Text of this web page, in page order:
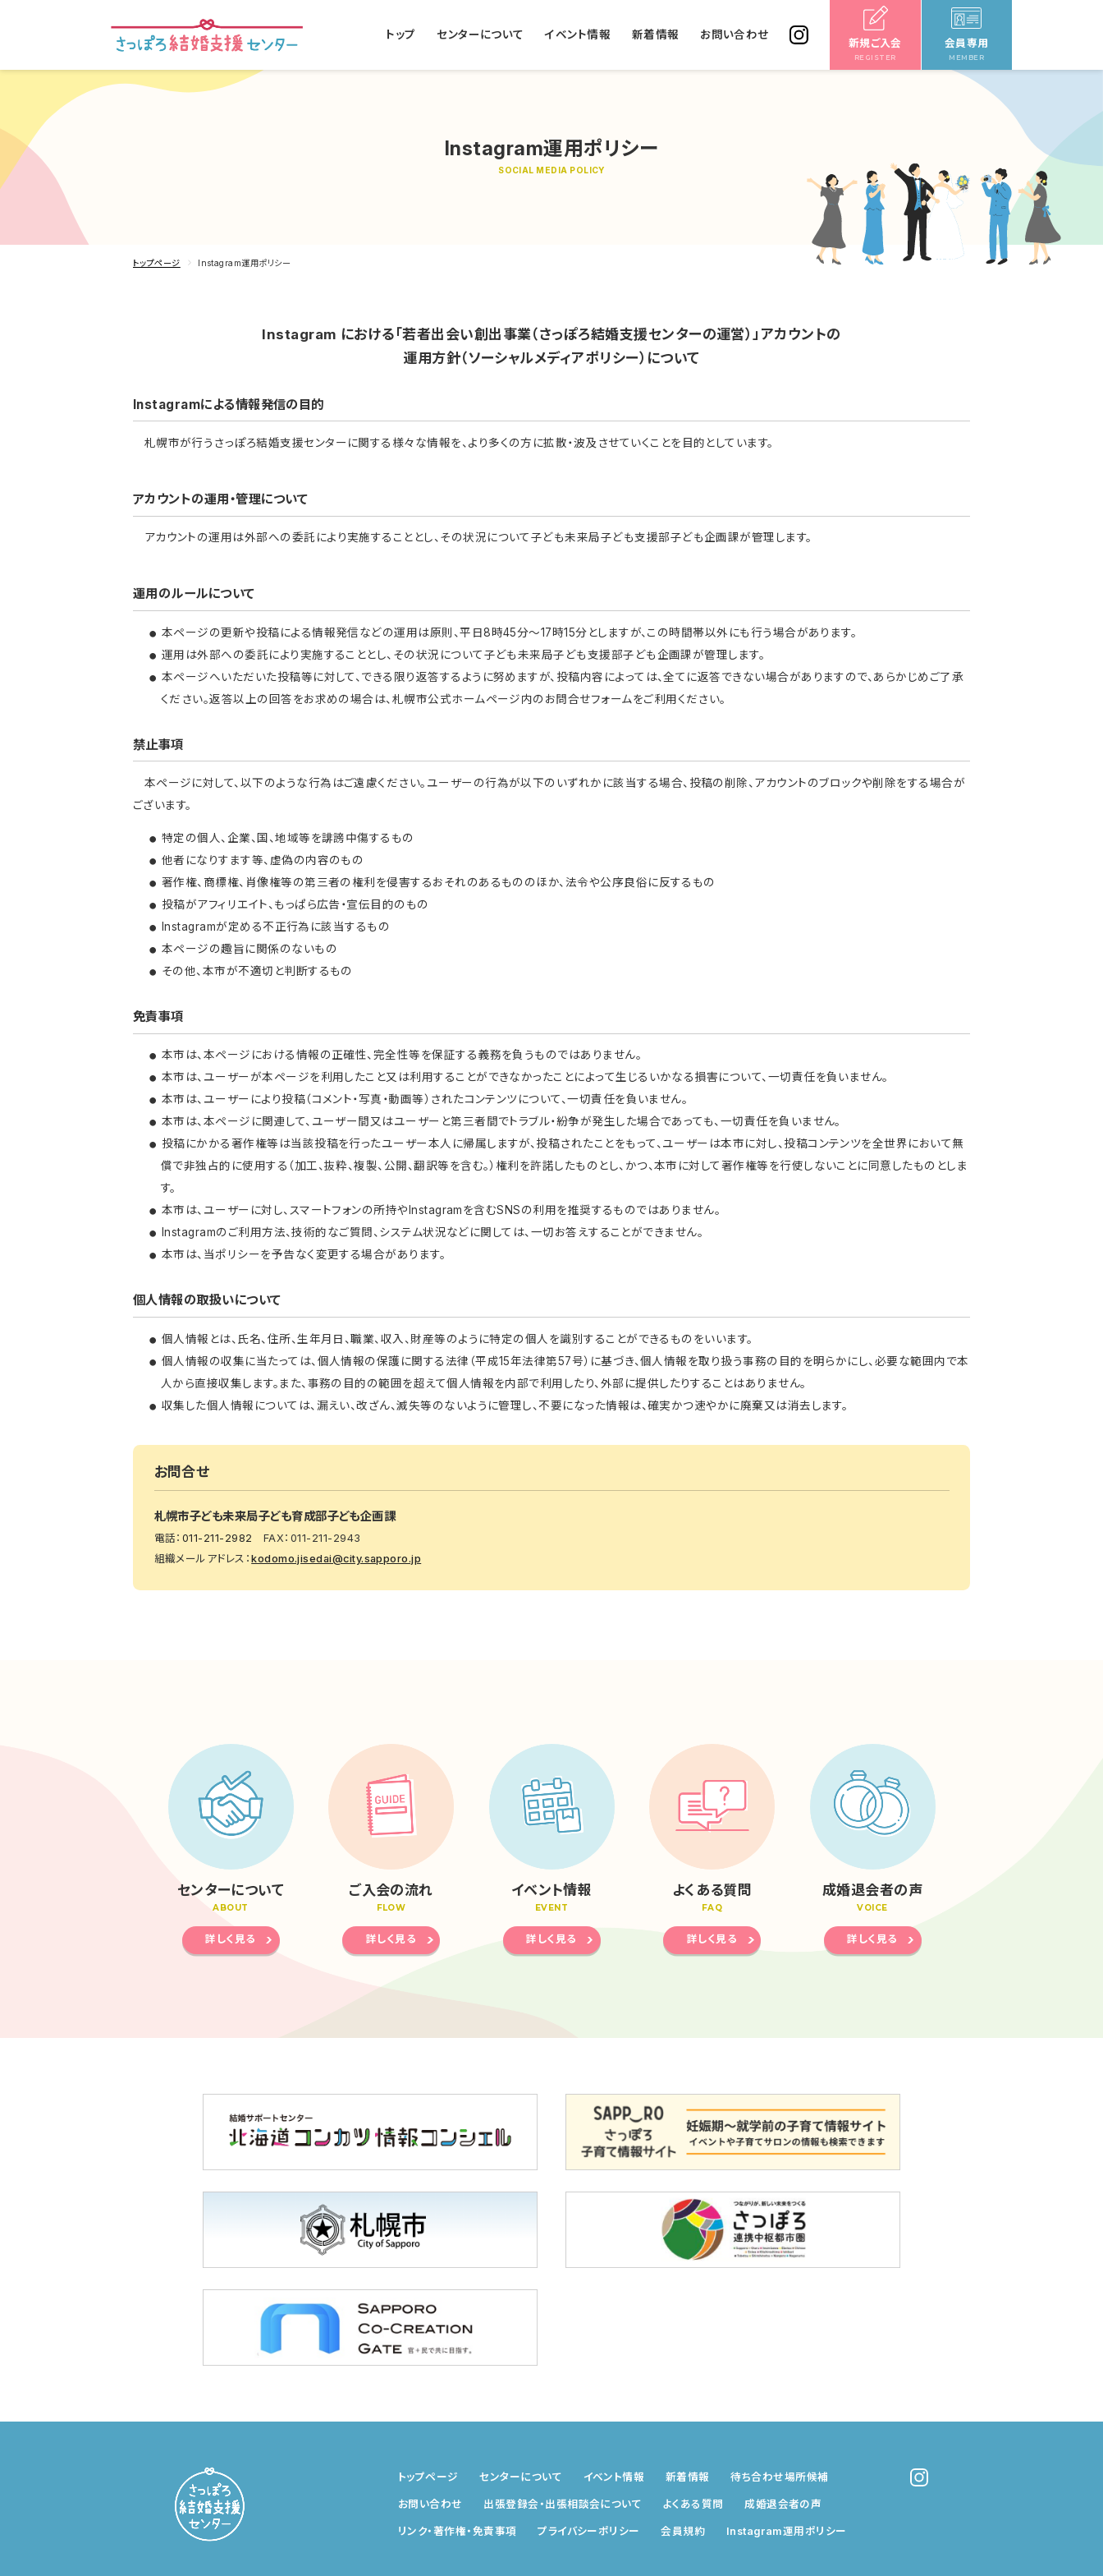
トップ センターについて イベント情報 新着情報 お問い合わせ
新規ご入会
REGISTER
会員専用
MEMBER
Instagram運用ポリシー
SOCIAL MEDIA POLICY
トップページ Instagram運用ポリシー
Instagram における「若者出会い創出事業（さっぽろ結婚支援センターの運営）」アカウントの
運用方針（ソーシャルメディアポリシー）について
Instagramによる情報発信の目的
札幌市が行うさっぽろ結婚支援センターに関する様々な情報を、より多くの方に拡散・波及させていくことを目的としています。
アカウントの運用・管理について
アカウントの運用は外部への委託により実施することとし、その状況について子ども未来局子ども支援部子ども企画課が管理します。
運用のルールについて
本ページの更新や投稿による情報発信などの運用は原則、平日8時45分～17時15分としますが、この時間帯以外にも行う場合があります。
運用は外部への委託により実施することとし、その状況について子ども未来局子ども支援部子ども企画課が管理します。
本ページへいただいた投稿等に対して、できる限り返答するように努めますが、投稿内容によっては、全てに返答できない場合がありますので、あらかじめご了承
ください。返答以上の回答をお求めの場合は、札幌市公式ホームページ内のお問合せフォームをご利用ください。
禁止事項
本ページに対して、以下のような行為はご遠慮ください。ユーザーの行為が以下のいずれかに該当する場合、投稿の削除、アカウントのブロックや削除をする場合が
ございます。
特定の個人、企業、国、地域等を誹謗中傷するもの
他者になりすます等、虚偽の内容のもの
著作権、商標権、肖像権等の第三者の権利を侵害するおそれのあるもののほか、法令や公序良俗に反するもの
投稿がアフィリエイト、もっぱら広告・宣伝目的のもの
Instagramが定める不正行為に該当するもの
本ページの趣旨に関係のないもの
その他、本市が不適切と判断するもの
免責事項
本市は、本ページにおける情報の正確性、完全性等を保証する義務を負うものではありません。
本市は、ユーザーが本ページを利用したこと又は利用することができなかったことによって生じるいかなる損害について、一切責任を負いません。
本市は、ユーザーにより投稿（コメント・写真・動画等）されたコンテンツについて、一切責任を負いません。
本市は、本ページに関連して、ユーザー間又はユーザーと第三者間でトラブル・紛争が発生した場合であっても、一切責任を負いません。
投稿にかかる著作権等は当該投稿を行ったユーザー本人に帰属しますが、投稿されたことをもって、ユーザーは本市に対し、投稿コンテンツを全世界において無
償で非独占的に使用する（加工、抜粋、複製、公開、翻訳等を含む。）権利を許諾したものとし、かつ、本市に対して著作権等を行使しないことに同意したものとしま
す。
本市は、ユーザーに対し、スマートフォンの所持やInstagramを含むSNSの利用を推奨するものではありません。
Instagramのご利用方法、技術的なご質問、システム状況などに関しては、一切お答えすることができません。
本市は、当ポリシーを予告なく変更する場合があります。
個人情報の取扱いについて
個人情報とは、氏名、住所、生年月日、職業、収入、財産等のように特定の個人を識別することができるものをいいます。
個人情報の収集に当たっては、個人情報の保護に関する法律（平成15年法律第57号）に基づき、個人情報を取り扱う事務の目的を明らかにし、必要な範囲内で本
人から直接収集します。また、事務の目的の範囲を超えて個人情報を内部で利用したり、外部に提供したりすることはありません。
収集した個人情報については、漏えい、改ざん、滅失等のないように管理し、不要になった情報は、確実かつ速やかに廃棄又は消去します。
お問合せ
札幌市子ども未来局子ども育成部子ども企画課
電話： 011-211-2982
FAX：011-211-2943
組織メールアドレス：kodomo.jisedai@city.sapporo.jp
センターについて
ABOUT
詳しく見る
ご入会の流れ
FLOW
詳しく見る
イベント情報
EVENT
詳しく見る
よくある質問
FAQ
詳しく見る
成婚退会者の声
VOICE
詳しく見る
トップページ センターについて イベント情報 新着情報 待ち合わせ場所候補
お問い合わせ 出張登録会・出張相談会について よくある質問 成婚退会者の声
リンク・著作権・免責事項 プライバシーポリシー 会員規約 Instagram運用ポリシー